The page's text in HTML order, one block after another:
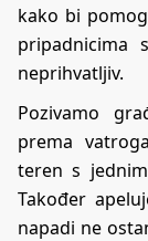
kako bi
pripadnicima
neprihvatljiv.
Pozivamo
prema
teren s
Također
napadi ne